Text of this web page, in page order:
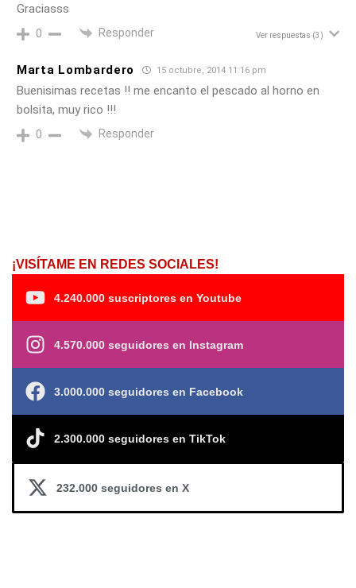
Graciasss
0 Responder Ver respuestas (3)
Marta Lombardero 15 octubre, 2014 11:16 pm
Buenisimas recetas !! me encanto el pescado al horno en
bolsita, muy rico !!!
0 Responder
¡VISÍTAME EN REDES SOCIALES!
4.240.000 suscriptores en Youtube
4.570.000 seguidores en Instagram
3.000.000 seguidores en Facebook
2.300.000 seguidores en TikTok
232.000 seguidores en X